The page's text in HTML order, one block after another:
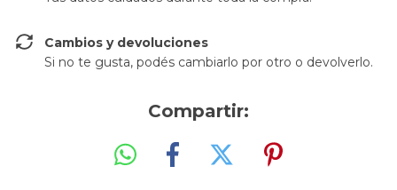
Cambios y devoluciones
Si no te gusta, podés cambiarlo por otro o devolverlo.
Compartir: